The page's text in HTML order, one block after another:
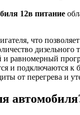
12в питание
что
дизельного
равномерный
и подключаются к
от перегрева и